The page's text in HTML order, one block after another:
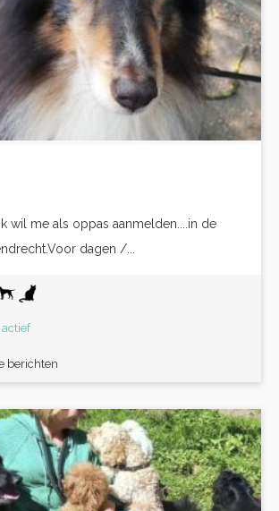
wil me als oppas aanmelden....in de
dagen /...
berichten